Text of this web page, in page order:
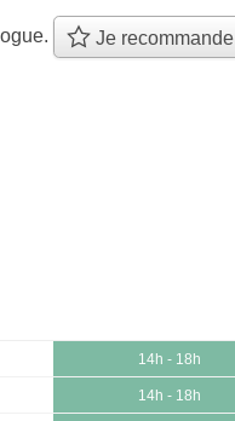
Je recommande
14h - 18h
14h - 18h